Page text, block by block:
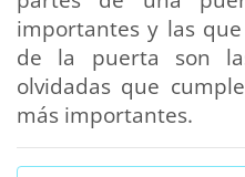
importantes y las
de la puerta son
olvidadas que
más importantes.